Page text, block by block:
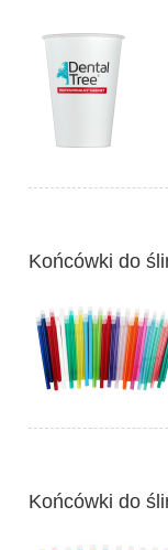
Końcówki do
Końcówki do